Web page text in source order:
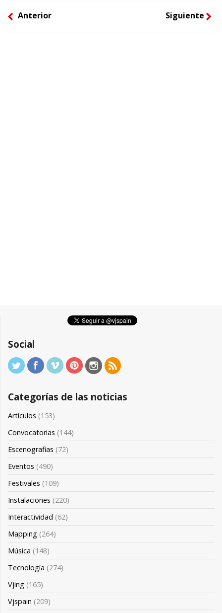
left Anterior Siguiente right
Social
Categorías de las noticias
Artículos (153)
Convocatorias (144)
Escenografias (72)
Eventos (490)
Festivales (109)
Instalaciones (220)
Interactividad (62)
Mapping (264)
Música (148)
Tecnología (274)
Vjing (165)
Vjspain (209)